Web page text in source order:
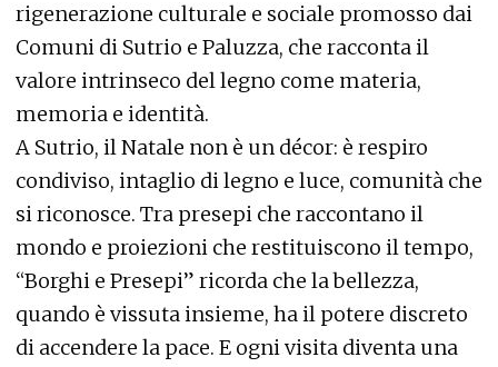
rigenerazione culturale e sociale promosso dai
Comuni di Sutrio e Paluzza, che racconta il
valore intrinseco del legno come materia,
memoria e identità.
A Sutrio, il Natale non è un décor: è respiro
condiviso, intaglio di legno e luce, comunità che
si riconosce. Tra presepi che raccontano il
mondo e proiezioni che restituiscono il tempo,
“Borghi e Presepi” ricorda che la bellezza,
quando è vissuta insieme, ha il potere discreto
di accendere la pace. E ogni visita diventa una